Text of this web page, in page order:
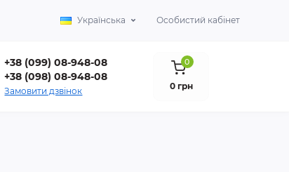
Українська Особистий кабінет
+38 (099) 08-948-08
+38 (098) 08-948-08
Замовити дзвінок
0
0 грн